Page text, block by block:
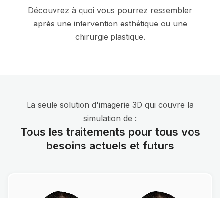
Découvrez à quoi vous pourrez ressembler
après une intervention esthétique ou une
chirurgie plastique.
La seule solution d'imagerie 3D qui couvre la
simulation de :
Tous les traitements pour tous vos
besoins actuels et futurs